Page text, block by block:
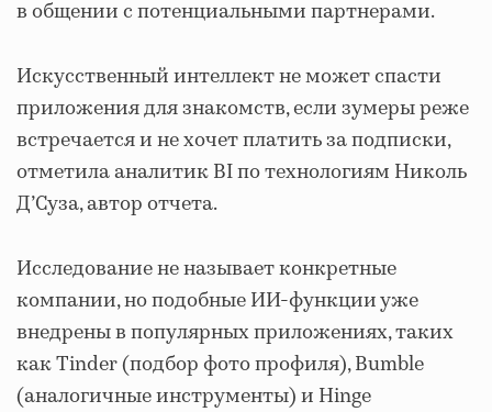
в общении с потенциальными партнерами.
Искусственный интеллект не может спасти
приложения для знакомств, если зумеры реже
встречается и не хочет платить за подписки,
отметила аналитик BI по технологиям Николь
Д’Суза, автор отчета.
Исследование не называет конкретные
компании, но подобные ИИ-функции уже
внедрены в популярных приложениях, таких
как Tinder (подбор фото профиля), Bumble
(аналогичные инструменты) и Hinge